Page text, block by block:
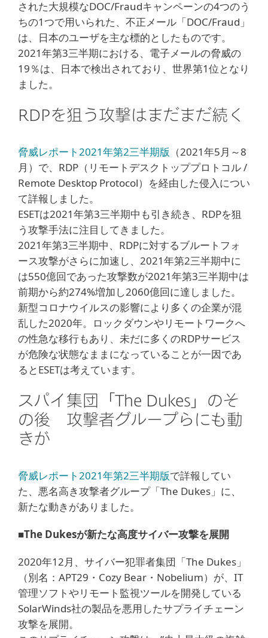
された大規模なDOC/Fraudキャンペーンの4つのう
ちの1つで用いられた、不正メール「DOC/Fraud」
は、日本のユーザを主な標的としたものです。
2021年第3三半期における、電子メールの脅威の
19％は、日本で検出されており、世界第1位となり
ました。
RDPを狙う攻撃はまだまだ続く
脅威レポート2021年第2三半期版 （2021年5月～8
月）で、RDP（リモートデスクトッププロトコル /
Remote Desktop Protocol）を経由した侵入につい
て詳報しました。
ESETは2021年第3三半期中も引き続き、RDPを狙
う攻撃手法に注目してきました。
2021年第3三半期中、RDPに対するブルートフォ
ース攻撃がさらに加速し、2021年第2三半期中に
は550億回であった攻撃数が2021年第3三半期中は
前期から約274%増加し2060億回に達しました。
新型コロナウイルスの影響により多くの企業が混
乱した2020年。ロックダウンやリモートワークへ
の性急な移行もあり、未だに多くのRDPサービス
が危険な状態なままになっていることが一因であ
るとESETは考えています。
スパイ集団「The Dukes」のそ
の後 攻撃者グループらにも動
きが
脅威レポート2021年第2三半期版で詳報してい
た、悪名高き攻撃者グループ「The Dukes」に、
新たな動きがありました。
■The Dukesが新たな高度サイバー攻撃を展開
2020年12月、サイバー犯罪者集団「The Dukes」
（別名：APT29・Cozy Bear・Nobelium）が、IT
管理ソフトやリモート監視ツールを開発している
SolarWinds社の製品を悪用したサプライチェーン
攻撃を展開。